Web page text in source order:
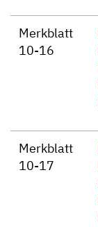
Merkblatt
10-16
Merkblatt
10-17